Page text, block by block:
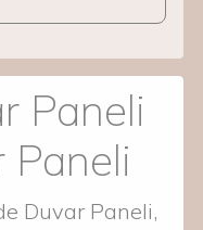
Paneli
Duvar Paneli,